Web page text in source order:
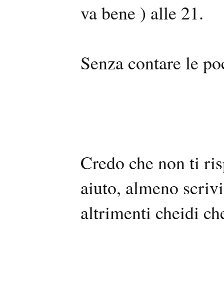
va bene ) alle 21.
Senza contare le
Credo che non ti
aiuto, almeno
altrimenti cheidi